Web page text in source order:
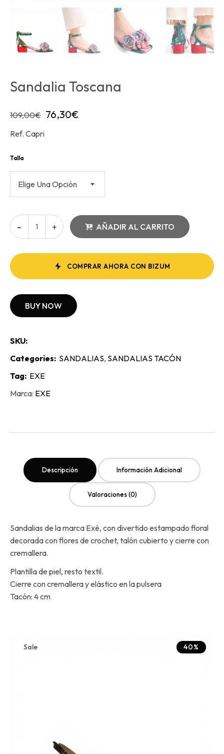
Sandalia Toscana
109,00€ 76,30€
Ref. Capri
Talla
Elige Una Opción
AÑADIR AL CARRITO
COMPRAR AHORA CON BIZUM
BUY NOW
SKU:
Categories: SANDALIAS, SANDALIAS TACÓN
Tag: EXE
Marca: EXE
Descripción Información Adicional
Valoraciones (0)
Sandalias de la marca Exé, con divertido estampado floral
decorada con flores de crochet, talón cubierto y cierre con
cremallera.
Plantilla de piel, resto textil.
Cierre con cremallera y elástico en la pulsera
Tacón: 4 cm
Sale 40%